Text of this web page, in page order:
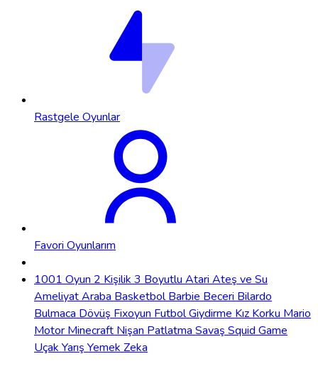
Rastgele Oyunlar
Favori Oyunlarım
1001 Oyun 2 Kişilik 3 Boyutlu Atari Ateş ve Su
AmeliyatAraba BasketbolBarbie Beceri Bilardo
Bulmaca Dövüş Fixoyun FutbolGiydirme Kız Korku Mario
Motor Minecraft Nişan Patlatma Savaş Squid Game
Uçak Yarış Yemek Zeka